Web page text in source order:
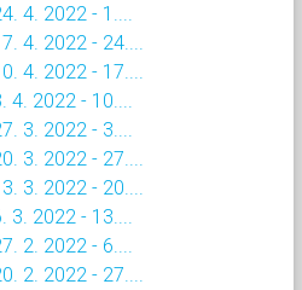
4. 2022 - 1....
4. 2022 - 24....
4. 2022 - 17....
2022 - 10....
3. 2022 - 3....
3. 2022 - 27....
3. 2022 - 20....
2022 - 13....
2. 2022 - 6....
2. 2022 - 27....